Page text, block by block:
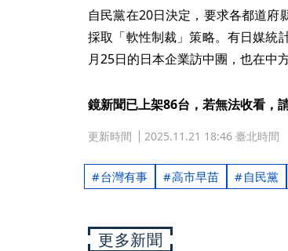
自民黨在20日決定，要求各都道府
採取「軟性制裁」策略。有日媒統
月25日的日本企業訪中團，也在中
鏡新聞已上架86台，若無法收看，
更新時間 2025.11.21 18:46 臺北時間
台灣有事 高市早苗 自民黨
更多新聞